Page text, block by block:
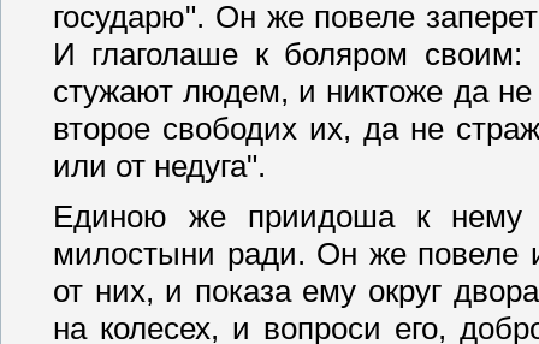
государю". Он же повеле
И глаголаше к боляром
стужают людем, и никтоже да
второе свободих их, да не
или от недуга".
Единою же приидоша к нему
милостыни ради. Он же повеле
от них, и показа ему округ
на колесех, и вопроси его,